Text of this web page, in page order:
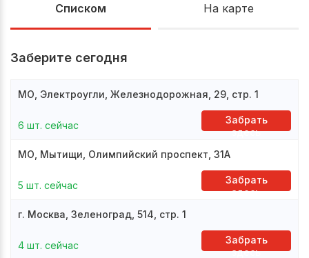
Списком На карте
Заберите сегодня
МО, Электроугли, Железнодорожная, 29, стр. 1
6 шт. сейчас
Забрать
здесь
МО, Мытищи, Олимпийский проспект, 31А
5 шт. сейчас
Забрать
здесь
г. Москва, Зеленоград, 514, стр. 1
4 шт. сейчас
Забрать
здесь